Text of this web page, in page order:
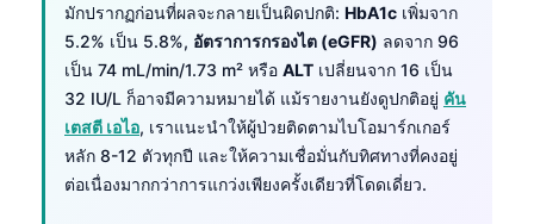
มักปรากฏก่อนที่ผลจะกลายเป็นผิดปกติ: HbA1c เพิ่มจาก
5.2% เป็น 5.8%, อัตราการกรองไต (eGFR) ลดจาก 96
เป็น 74 mL/min/1.73 m² หรือ ALT เปลี่ยนจาก 16 เป็น
32 IU/L ก็อาจมีความหมายได้ แม้รายงานยังดูปกติอยู่ คัน
เตสตี เอไอ, เราแนะนำให้ผู้ป่วยติดตามไบโอมาร์กเกอร์
หลัก 8-12 ตัวทุกปี และให้ความเชื่อมั่นกับทิศทางที่คงอยู่
ต่อเนื่องมากกว่าการแกว่งเพียงครั้งเดียวที่โดดเดี่ยว.